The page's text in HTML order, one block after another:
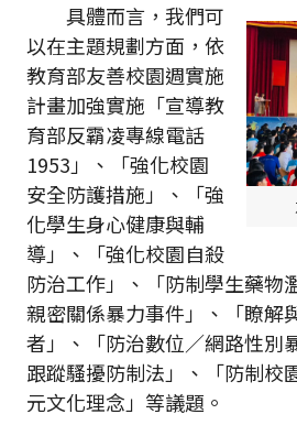
具體而言，我們可
以在主題規劃方面，依
教育部友善校園週實施
計畫加強實施「宣導教
育部反霸凌專線電話
1953」、「強化校園
安全防護措施」、「強
化學生身心健康與輔
導」、「強化校園自殺
防治工作」、「防制學生藥物
親密關係暴力事件」、「瞭解
者」、「防治數位／網路性別
跟蹤騷擾防制法」、「防制校
元文化理念」等議題。